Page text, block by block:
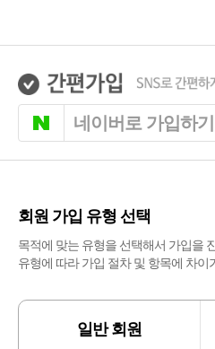
네이버로 가입하기
회원 가입 유형 선택
목적에 맞는 유형을 선택해서 가입을
유형에 따라 가입 절차 및 항목에 차이
일반 회원